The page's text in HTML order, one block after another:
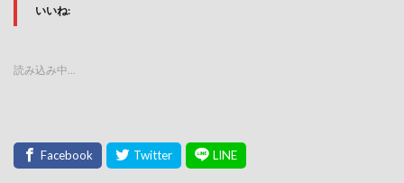
いいね:
読み込み中…